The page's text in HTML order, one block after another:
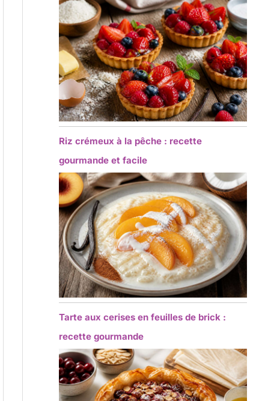
Riz crémeux à la pêche : recette
gourmande et facile
Tarte aux cerises en feuilles de brick :
recette gourmande